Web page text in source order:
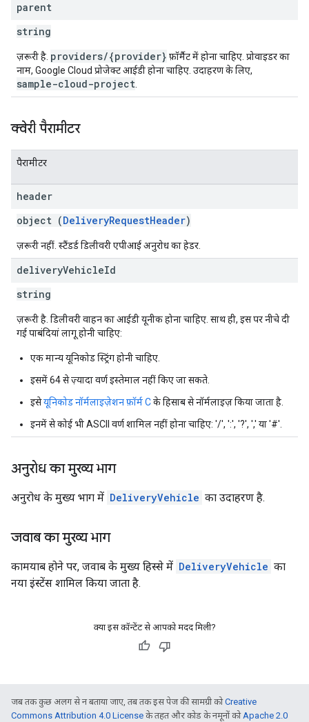
parent
string
ज़रूरी है. providers/{provider} फ़ॉर्मैट में होना चाहिए. प्रोवाइडर का
नाम, Google Cloud प्रोजेक्ट आईडी होना चाहिए. उदाहरण के लिए,
sample-cloud-project
क्वेरी पैरामीटर
पैरामीटर
header
object (DeliveryRequestHeader)
ज़रूरी नहीं. स्टैंडर्ड डिलीवरी एपीआई अनुरोध का हेडर.
deliveryVehicleId
string
ज़रूरी है. डिलीवरी वाहन का आईडी यूनीक होना चाहिए. साथ ही, इस पर नीचे दी
गई पाबंदियां लागू होनी चाहिए:
एक मान्य यूनिकोड स्ट्रिंग होनी चाहिए.
इसमें 64 से ज़्यादा वर्ण इस्तेमाल नहीं किए जा सकते.
इसेयूनिकोड नॉर्मलाइज़ेशन फ़ॉर्म Cके हिसाब से नॉर्मलाइज़ किया जाता है.
इनमें से कोई भी ASCII वर्ण शामिल नहीं होना चाहिए: '/', ':', '?', ',' या '#'.
अनुरोध का मुख्य भाग
अनुरोध के मुख्य भाग में DeliveryVehicle का उदाहरण है.
जवाब का मुख्य भाग
कामयाब होने पर, जवाब के मुख्य हिस्से में DeliveryVehicle का
नया इंस्टेंस शामिल किया जाता है.
क्या इस कॉन्टेंट से आपको मदद मिली?
जब तक कुछ अलग से न बताया जाए, तब तक इस पेज की सामग्री कोCreative
Commons Attribution 4.0 License के तहत और कोड के नमूनों कोApache 2.0